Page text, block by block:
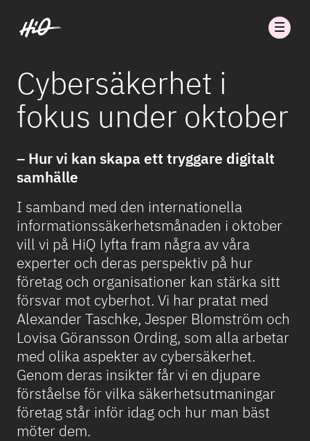
Cybersäkerhet i
fokus under oktober
– Hur vi kan skapa ett tryggare digitalt
samhälle
I samband med den internationella
informationssäkerhetsmånaden i oktober
vill vi på HiQ lyfta fram några av våra
experter och deras perspektiv på hur
företag och organisationer kan stärka sitt
försvar mot cyberhot. Vi har pratat med
Alexander Taschke, Jesper Blomström och
Lovisa Göransson Ording, som alla arbetar
med olika aspekter av cybersäkerhet.
Genom deras insikter får vi en djupare
förståelse för vilka säkerhetsutmaningar
företag står inför idag och hur man bäst
möter dem.